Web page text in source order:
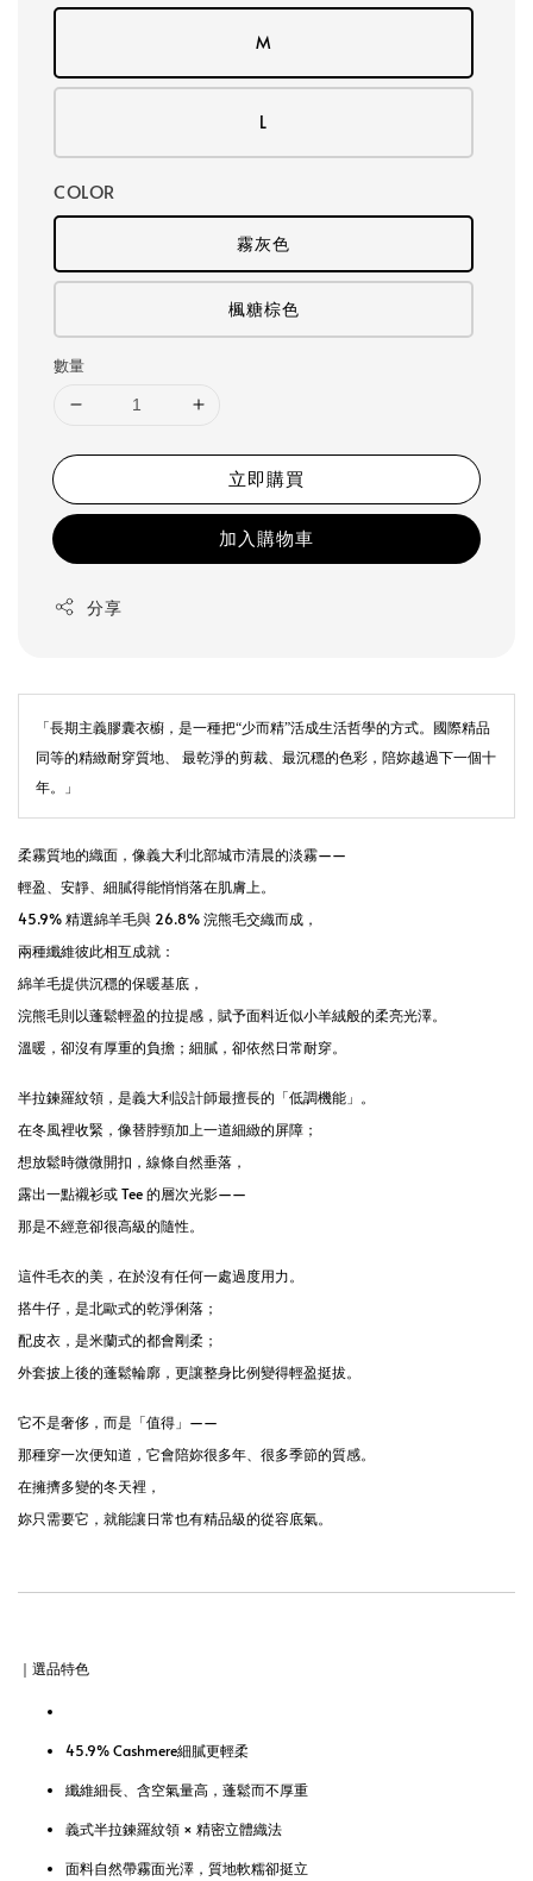
M
L
COLOR
霧灰色
楓糖棕色
數量
立即購買
加入購物車
分享
「長期主義膠囊衣櫥，是一種把“少而精”活成生活哲學的方式。 國際精品
同等的精緻耐穿質地、 最乾淨的剪裁、最沉穩的色彩，陪妳越過下一個十
年。」
柔霧質地的織面，像義大利北部城市清晨的淡霧——
輕盈、安靜、細膩得能悄悄落在肌膚上。
45.9% 精選綿羊毛與 26.8% 浣熊毛交織而成，
兩種纖維彼此相互成就：
綿羊毛提供沉穩的保暖基底，
浣熊毛則以蓬鬆輕盈的拉提感，賦予面料近似小羊絨般的柔亮光澤。
溫暖，卻沒有厚重的負擔；細膩，卻依然日常耐穿。
半拉鍊羅紋領，是義大利設計師最擅長的「低調機能」。
在冬風裡收緊，像替脖頸加上一道細緻的屏障；
想放鬆時微微開扣，線條自然垂落，
露出一點襯衫或 Tee 的層次光影——
那是不經意卻很高級的隨性。
這件毛衣的美，在於沒有任何一處過度用力。
搭牛仔，是北歐式的乾淨俐落；
配皮衣，是米蘭式的都會剛柔；
外套披上後的蓬鬆輪廓，更讓整身比例變得輕盈挺拔。
它不是奢侈，而是「值得」——
那種穿一次便知道，它會陪妳很多年、很多季節的質感。
在擁擠多變的冬天裡，
妳只需要它，就能讓日常也有精品級的從容底氣。
｜選品特色
45.9% Cashmere細膩更輕柔
纖維細長、含空氣量高，蓬鬆而不厚重
義式半拉鍊羅紋領 × 精密立體織法
面料自然帶霧面光澤，質地軟糯卻挺立